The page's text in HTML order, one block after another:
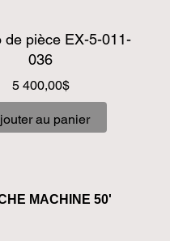
de pièce EX-5-011-
036
5 400,00$Prix
au panier
MACHINE 50'